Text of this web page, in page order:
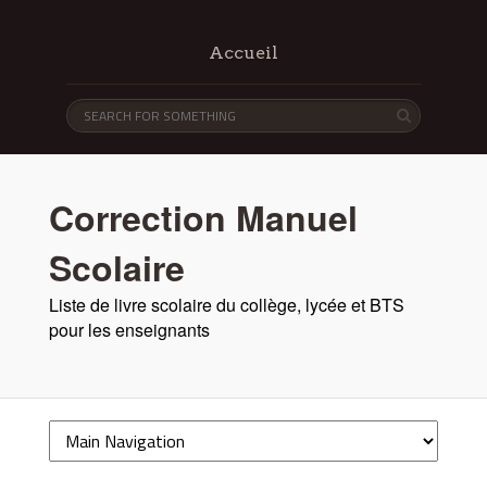
Accueil
Correction Manuel
Scolaire
Liste de livre scolaire du collège, lycée et BTS
pour les enseignants